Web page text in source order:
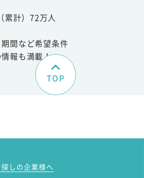
累計）72万人
間など希望条件
報も満載！
TOP
しの企業様へ